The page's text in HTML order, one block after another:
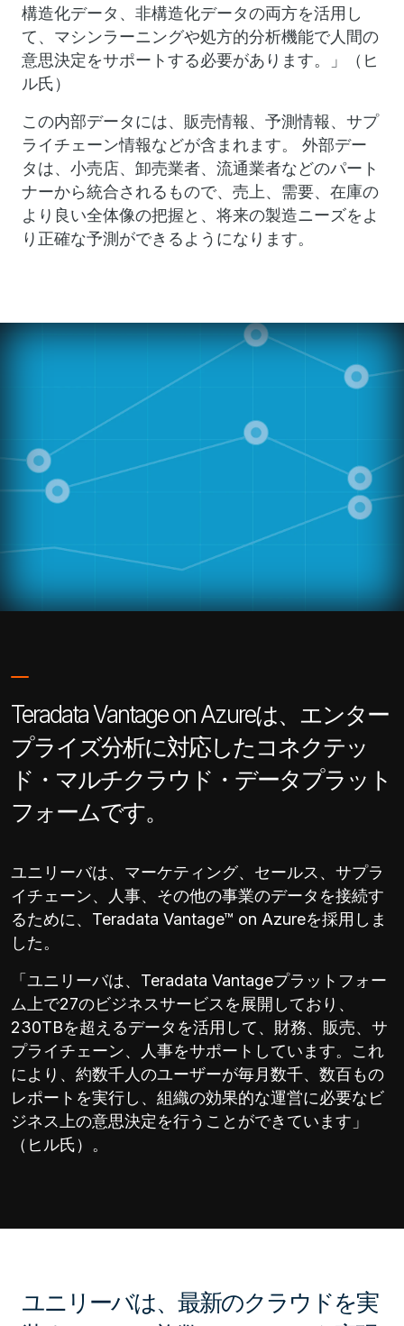
構造化データ、非構造化データの両方を活用し
て、マシンラーニングや処方的分析機能で人間の
意思決定をサポートする必要があります。」（ヒ
ル氏）
この内部データには、販売情報、予測情報、サプ
ライチェーン情報などが含まれます。 外部デー
タは、小売店、卸売業者、流通業者などのパート
ナーから統合されるもので、売上、需要、在庫の
より良い全体像の把握と、将来の製造ニーズをよ
り正確な予測ができるようになります。
Teradata Vantage on Azureは、エンター
プライズ分析に対応したコネクテッ
ド・マルチクラウド・データプラット
フォームです。
ユニリーバは、マーケティング、セールス、サプラ
イチェーン、人事、その他の事業のデータを接続す
るために、Teradata Vantage™ on Azureを採用しま
した。
「ユニリーバは、Teradata Vantageプラットフォー
ム上で27のビジネスサービスを展開しており、
230TBを超えるデータを活用して、財務、販売、サ
プライチェーン、人事をサポートしています。これ
により、約数千人のユーザーが毎月数千、数百もの
レポートを実行し、組織の効果的な運営に必要なビ
ジネス上の意思決定を行うことができています」
（ヒル氏）。
ユニリーバは、最新のクラウドを実